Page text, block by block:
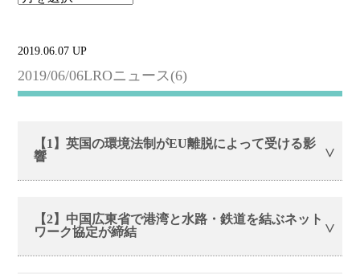
2019.06.07 UP
2019/06/06LROニュース(6)
【1】英国の環境法制がEU離脱によって受ける影
響
【2】中国広東省で港湾と水路・鉄道を結ぶネット
ワーク協定が締結